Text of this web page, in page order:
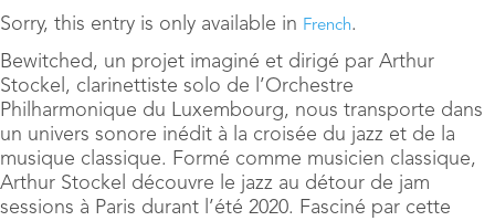
Sorry, this entry is only available in French.
Bewitched, un projet imaginé et dirigé par Arthur
Stockel, clarinettiste solo de l’Orchestre
Philharmonique du Luxembourg, nous transporte dans
un univers sonore inédit à la croisée du jazz et de la
musique classique. Formé comme musicien classique,
Arthur Stockel découvre le jazz au détour de jam
sessions à Paris durant l’été 2020. Fasciné par cette